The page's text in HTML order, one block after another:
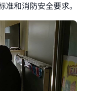
和消防安全要求。